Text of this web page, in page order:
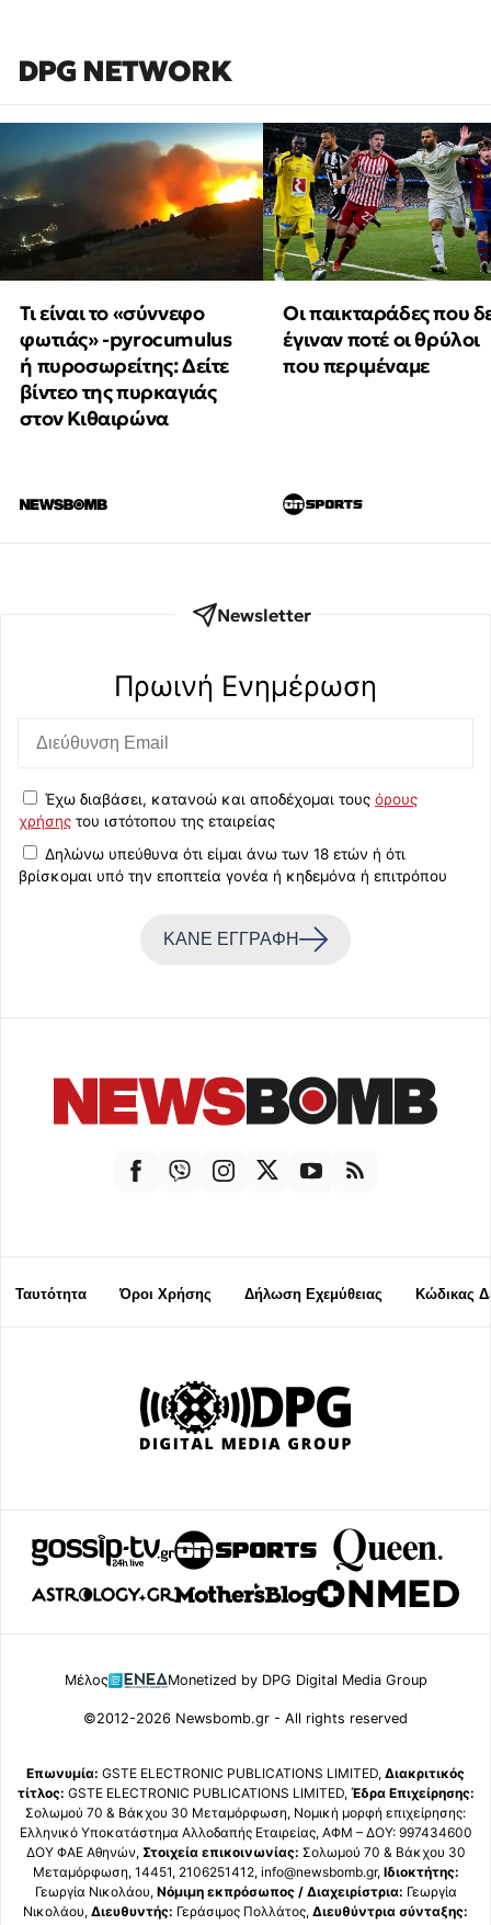
DPG NETWORK
Τι είναι το «σύννεφο
φωτιάς» -pyrocumulus
ή πυροσωρείτης: Δείτε
βίντεο της πυρκαγιάς
στον Κιθαιρώνα
Οι παικταράδες που
έγιναν ποτέ οι θρύλοι
που περιμέναμε
Newsletter
Πρωινή Eνημέρωση
Έχω διαβάσει, κατανοώ και αποδέχομαι τους όρους
χρήσης του ιστότοπου της εταιρείας
Δηλώνω υπεύθυνα ότι είμαι άνω των 18 ετών ή ότι
βρίσκομαι υπό την εποπτεία γονέα ή κηδεμόνα ή επιτρόπου
ΚΑΝΕ ΕΓΓΡΑΦΗ
Ταυτότητα Όροι Χρήσης Δήλωση Εχεμύθειας Κώδικας
Μέλος Monetized by DPG Digital Media Group
©2012-2026 Newsbomb.gr - All rights reserved
Επωνυμία: GSTE ELECTRONIC PUBLICATIONS LIMITED, Διακριτικός
τίτλος: GSTE ELECTRONIC PUBLICATIONS LIMITED, Έδρα Επιχείρησης:
Σολωμού 70 & Βάκχου 30 Μεταμόρφωση, Νομική μορφή επιχείρησης:
Ελληνικό Υποκατάστημα Αλλοδαπής Εταιρείας, ΑΦΜ – ΔΟΥ: 997434600
ΔΟΥ ΦΑΕ Αθηνών, Στοιχεία επικοινωνίας: Σολωμού 70 & Βάκχου 30
Μεταμόρφωση, 14451, 2106251412, info@newsbomb.gr, Ιδιοκτήτης:
Γεωργία Νικολάου, Νόμιμη εκπρόσωπος / Διαχειρίστρια: Γεωργία
Νικολάου, Διευθυντής: Γεράσιμος Πολλάτος, Διευθύντρια σύνταξης: